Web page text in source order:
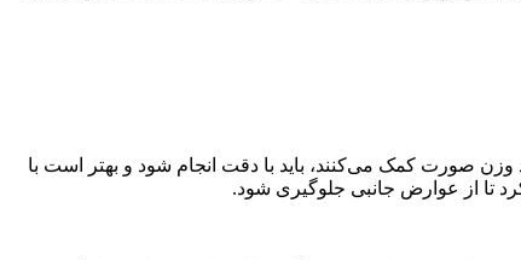
صورت کمک می‌کنند، باید با دقت انجام شود و بهتر است با
تا از عوارض جانبی جلوگیری شود.